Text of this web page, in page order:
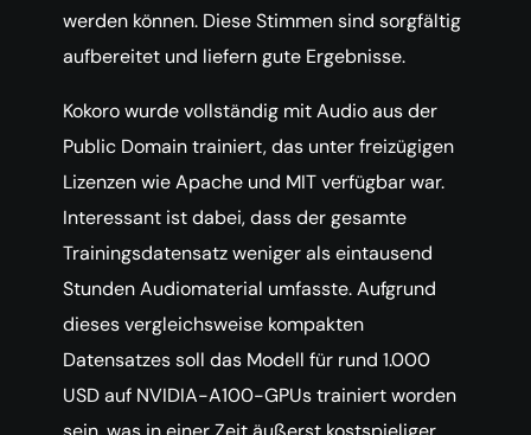
werden können. Diese Stimmen sind sorgfältig
aufbereitet und liefern gute Ergebnisse.
Kokoro wurde vollständig mit Audio aus der
Public Domain trainiert, das unter freizügigen
Lizenzen wie Apache und MIT verfügbar war.
Interessant ist dabei, dass der gesamte
Trainingsdatensatz weniger als eintausend
Stunden Audiomaterial umfasste. Aufgrund
dieses vergleichsweise kompakten
Datensatzes soll das Modell für rund 1.000
USD auf NVIDIA-A100-GPUs trainiert worden